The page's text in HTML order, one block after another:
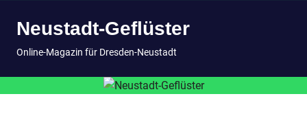
InhaltNeustadt-Geflüster
Online-Magazin für Dresden-Neustadt